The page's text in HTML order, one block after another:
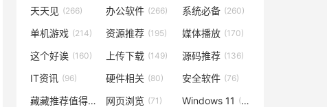
天天见 (266) 办公软件 (266) 系统必备 (260)
单机游戏 (214) 资源推荐 (195) 媒体播放 (170)
这个好诶 (160) 上传下载 (149) 源码推荐 (136)
IT资讯 (96) 硬件相关 (80) 安全软件 (76)
藏藏推荐值得一看 (73)
网页浏览 (71) Windows 11 (49)